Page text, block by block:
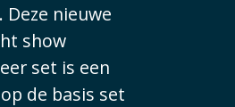
nieuwe
show
set is een
de basis set